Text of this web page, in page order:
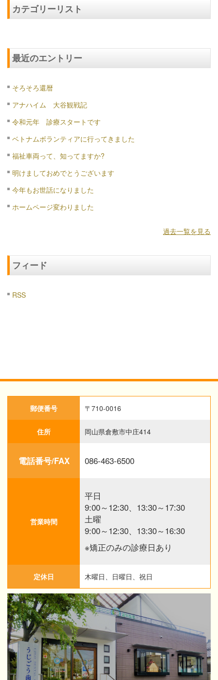
カテゴリーリスト
最近のエントリー
そろそろ還暦
アナハイム 大谷観戦記
令和元年 診療スタートです
ベトナムボランティアに行ってきました
福祉車両って、知ってますか?
明けましておめでとうございます
今年もお世話になりました
ホームページ変わりました
過去一覧を見る
フィード
RSS
郵便番号 〒710-0016
住所 岡山県倉敷市中庄414
電話番号/FAX 086-463-6500
営業時間
平日
9:00～12:30、13:30～17:30
土曜
9:00～12:30、13:30～16:30
※矯正のみの診療日あり
定休日 木曜日、日曜日、祝日